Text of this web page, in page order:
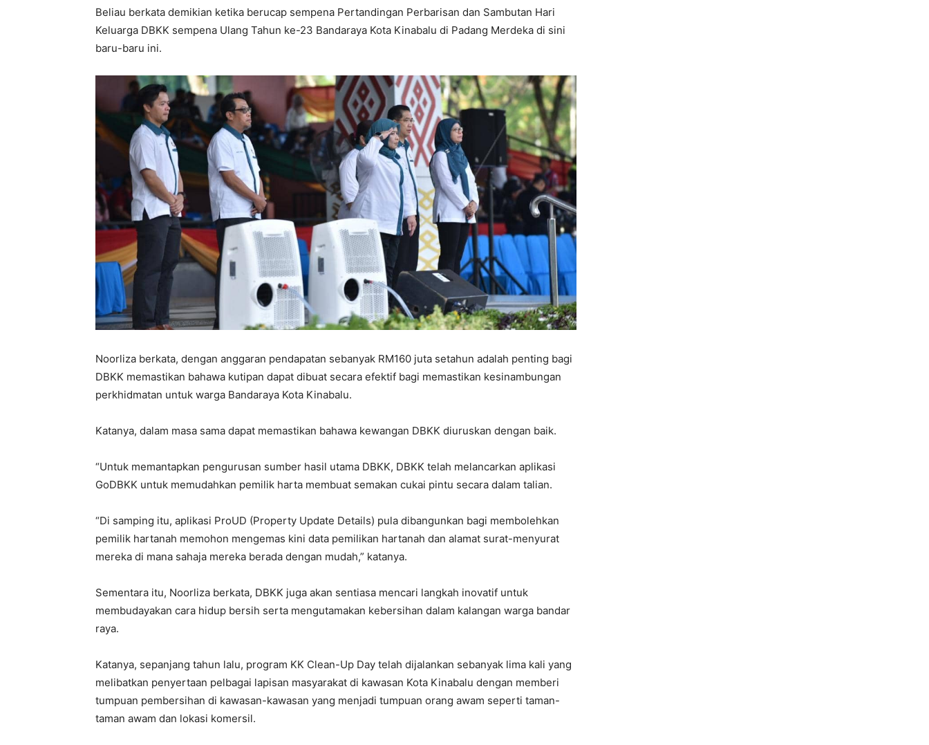
Beliau berkata demikian ketika berucap sempena Pertandingan Perbarisan dan Sambutan Hari
Keluarga DBKK sempena Ulang Tahun ke-23 Bandaraya Kota Kinabalu di Padang Merdeka di sini
baru-baru ini.
Noorliza berkata, dengan anggaran pendapatan sebanyak RM160 juta setahun adalah penting bagi
DBKK memastikan bahawa kutipan dapat dibuat secara efektif bagi memastikan kesinambungan
perkhidmatan untuk warga Bandaraya Kota Kinabalu.
Katanya, dalam masa sama dapat memastikan bahawa kewangan DBKK diuruskan dengan baik.
“Untuk memantapkan pengurusan sumber hasil utama DBKK, DBKK telah melancarkan aplikasi
GoDBKK untuk memudahkan pemilik harta membuat semakan cukai pintu secara dalam talian.
“Di samping itu, aplikasi ProUD (Property Update Details) pula dibangunkan bagi membolehkan
pemilik hartanah memohon mengemas kini data pemilikan hartanah dan alamat surat-menyurat
mereka di mana sahaja mereka berada dengan mudah,” katanya.
Sementara itu, Noorliza berkata, DBKK juga akan sentiasa mencari langkah inovatif untuk
membudayakan cara hidup bersih serta mengutamakan kebersihan dalam kalangan warga bandar
raya.
Katanya, sepanjang tahun lalu, program KK Clean-Up Day telah dijalankan sebanyak lima kali yang
melibatkan penyertaan pelbagai lapisan masyarakat di kawasan Kota Kinabalu dengan memberi
tumpuan pembersihan di kawasan-kawasan yang menjadi tumpuan orang awam seperti taman-
taman awam dan lokasi komersil.